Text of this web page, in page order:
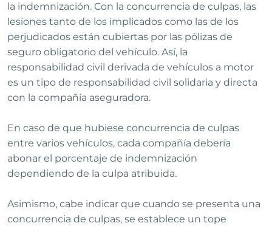
la indemnización. Con la concurrencia de culpas, las
lesiones tanto de los implicados como las de los
perjudicados están cubiertas por las pólizas de
seguro obligatorio del vehículo. Así, la
responsabilidad civil derivada de vehículos a motor
es un tipo de responsabilidad civil solidaria y directa
con la compañía aseguradora.
En caso de que hubiese concurrencia de culpas
entre varios vehículos, cada compañía debería
abonar el porcentaje de indemnización
dependiendo de la culpa atribuida.
Asimismo, cabe indicar que cuando se presenta una
concurrencia de culpas, se establece un tope